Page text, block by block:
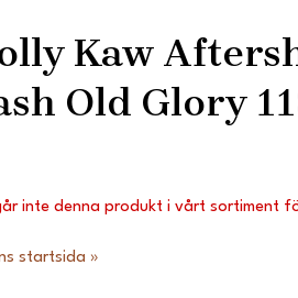
Kaw
Old Glory
inte denna produkt i vårt sortiment
startsida »